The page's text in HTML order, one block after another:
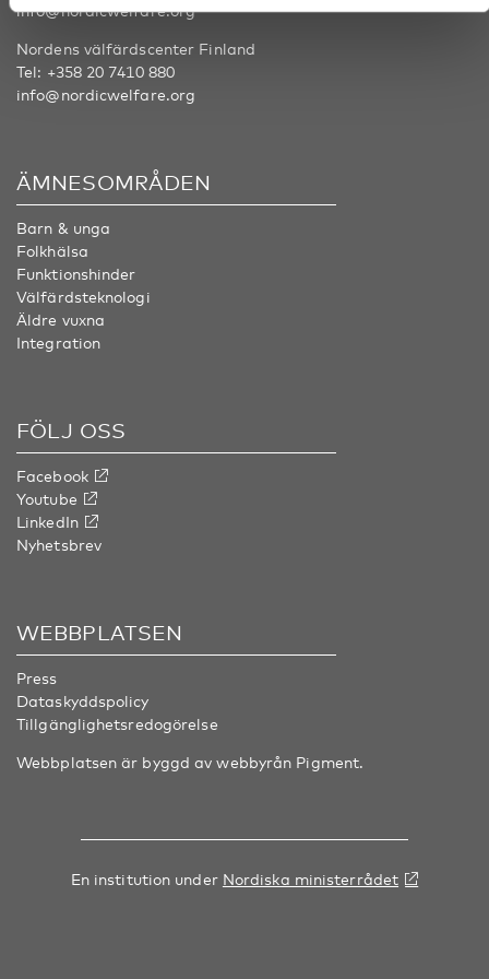
info@nordicwelfare.org
Nordens välfärdscenter Finland
Tel: +358 20 7410 880
info@nordicwelfare.org
ÄMNESOMRÅDEN
Barn & unga
Folkhälsa
Funktionshinder
Välfärdsteknologi
Äldre vuxna
Integration
FÖLJ OSS
Facebook
Youtube
LinkedIn
Nyhetsbrev
WEBBPLATSEN
Press
Dataskyddspolicy
Tillgänglighetsredogörelse
Webbplatsen är byggd av webbyrån Pigment.
En institution under Nordiska ministerrådet